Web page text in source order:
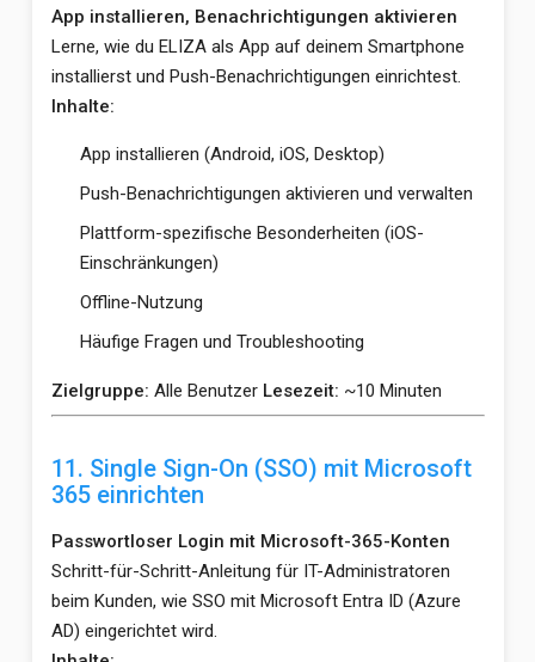
App installieren, Benachrichtigungen aktivieren
Lerne, wie du ELIZA als App auf deinem Smartphone
installierst und Push-Benachrichtigungen einrichtest.
Inhalte:
App installieren (Android, iOS, Desktop)
Push-Benachrichtigungen aktivieren und verwalten
Plattform-spezifische Besonderheiten (iOS-
Einschränkungen)
Offline-Nutzung
Häufige Fragen und Troubleshooting
Zielgruppe: Alle Benutzer Lesezeit: ~10 Minuten
11. Single Sign-On (SSO) mit Microsoft
365 einrichten
Passwortloser Login mit Microsoft-365-Konten
Schritt-für-Schritt-Anleitung für IT-Administratoren
beim Kunden, wie SSO mit Microsoft Entra ID (Azure
AD) eingerichtet wird.